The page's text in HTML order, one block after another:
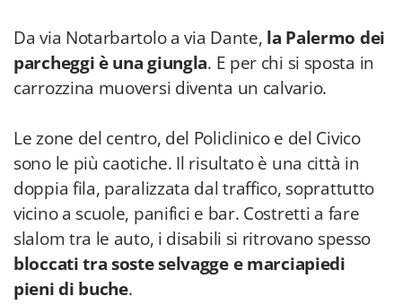
Da via Notarbartolo a via Dante, la Palermo dei
parcheggi è una giungla. E per chi si sposta in
carrozzina muoversi diventa un calvario.
Le zone del centro, del Policlinico e del Civico
sono le più caotiche. Il risultato è una città in
doppia fila, paralizzata dal traffico, soprattutto
vicino a scuole, panifici e bar. Costretti a fare
slalom tra le auto, i disabili si ritrovano spesso
bloccati tra soste selvagge e marciapiedi
pieni di buche.